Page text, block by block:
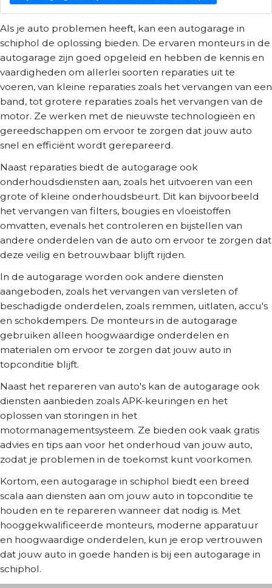
Als je auto problemen heeft, kan een autogarage in
schiphol de oplossing bieden. De ervaren monteurs in de
autogarage zijn goed opgeleid en hebben de kennis en
vaardigheden om allerlei soorten reparaties uit te
voeren, van kleine reparaties zoals het vervangen van een
band, tot grotere reparaties zoals het vervangen van de
motor. Ze werken met de nieuwste technologieën en
gereedschappen om ervoor te zorgen dat jouw auto
snel en efficiënt wordt gerepareerd.
Naast reparaties biedt de autogarage ook
onderhoudsdiensten aan, zoals het uitvoeren van een
grote of kleine onderhoudsbeurt. Dit kan bijvoorbeeld
het vervangen van filters, bougies en vloeistoffen
omvatten, evenals het controleren en bijstellen van
andere onderdelen van de auto om ervoor te zorgen dat
deze veilig en betrouwbaar blijft rijden.
In de autogarage worden ook andere diensten
aangeboden, zoals het vervangen van versleten of
beschadigde onderdelen, zoals remmen, uitlaten, accu's
en schokdempers. De monteurs in de autogarage
gebruiken alleen hoogwaardige onderdelen en
materialen om ervoor te zorgen dat jouw auto in
topconditie blijft.
Naast het repareren van auto's kan de autogarage ook
diensten aanbieden zoals APK-keuringen en het
oplossen van storingen in het
motormanagementsysteem. Ze bieden ook vaak gratis
advies en tips aan voor het onderhoud van jouw auto,
zodat je problemen in de toekomst kunt voorkomen.
Kortom, een autogarage in schiphol biedt een breed
scala aan diensten aan om jouw auto in topconditie te
houden en te repareren wanneer dat nodig is. Met
hooggekwalificeerde monteurs, moderne apparatuur
en hoogwaardige onderdelen, kun je erop vertrouwen
dat jouw auto in goede handen is bij een autogarage in
schiphol.